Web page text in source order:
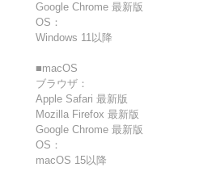
Google Chrome 最新版
OS：
Windows 11以降
■macOS
ブラウザ：
Apple Safari 最新版
Mozilla Firefox 最新版
Google Chrome 最新版
OS：
macOS 15以降